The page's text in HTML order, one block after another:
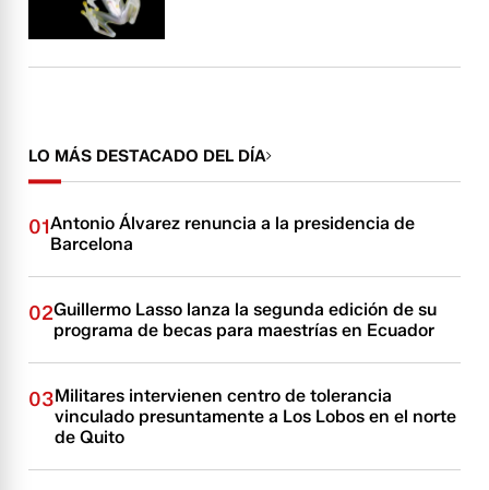
LO MÁS DESTACADO DEL DÍA
01Antonio Álvarez renuncia a la presidencia de
Barcelona
02Guillermo Lasso lanza la segunda edición de su
programa de becas para maestrías en Ecuador
03Militares intervienen centro de tolerancia
vinculado presuntamente a Los Lobos en el norte
de Quito